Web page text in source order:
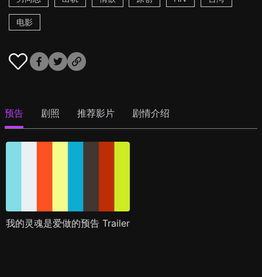
电影
预告 剧照 推荐影片 剧情介绍
我的灵魂是爱做的预告 Trailer